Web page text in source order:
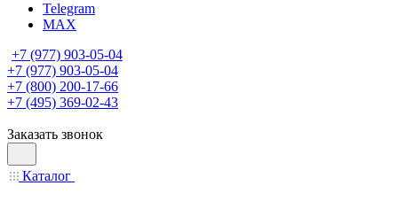
Telegram
MAX
+7 (977) 903-05-04
+7 (977) 903-05-04
+7 (800) 200-17-66
+7 (495) 369-02-43
Заказать звонок
Каталог